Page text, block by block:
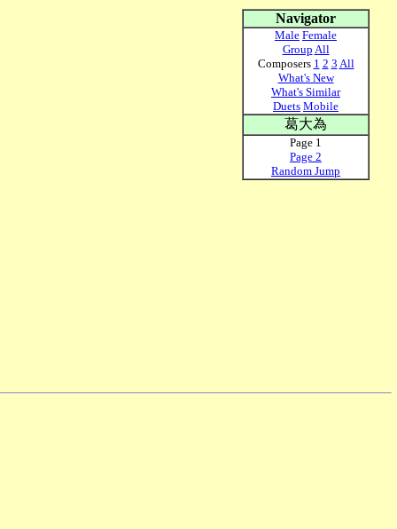
Navigator
Male Female
Group All
Composers 1 2 3 All
What's New
What's Similar
Duets Mobile
葛大為
Page 1
Page 2
Random Jump